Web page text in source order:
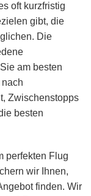
oft kurzfristig
gibt, die
Die
am besten
Zwischenstopps
besten
perfekten Flug
wir Ihnen,
finden. Wir